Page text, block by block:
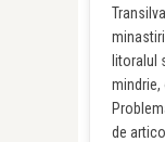
litoralul
mindrie,
de